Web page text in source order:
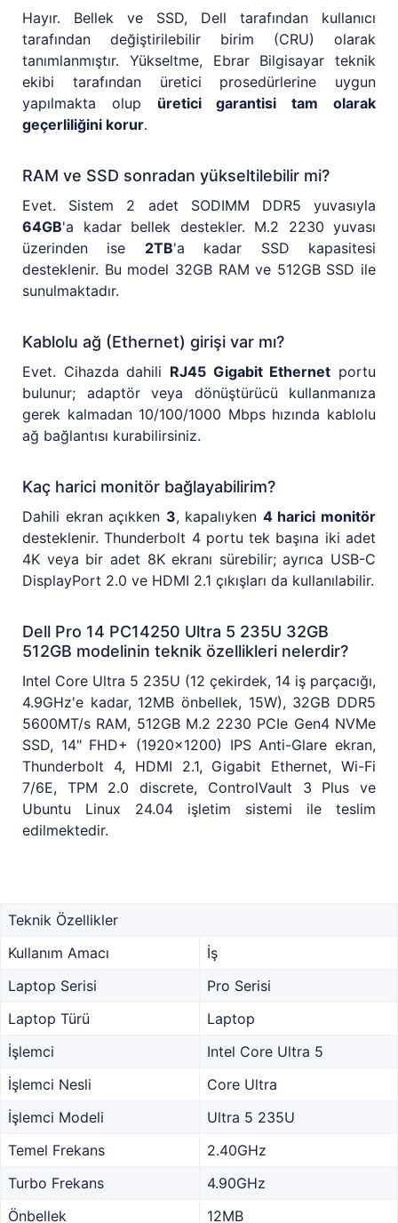
Hayır. Bellek ve SSD, Dell tarafından kullanıcı
tarafından değiştirilebilir birim (CRU) olarak
tanımlanmıştır. Yükseltme, Ebrar Bilgisayar teknik
ekibi tarafından üretici prosedürlerine uygun
yapılmakta olup üretici garantisi tam olarak
geçerliliğini korur.
RAM ve SSD sonradan yükseltilebilir mi?
Evet. Sistem 2 adet SODIMM DDR5 yuvasıyla
64GB'a kadar bellek destekler. M.2 2230 yuvası
üzerinden ise 2TB'a kadar SSD kapasitesi
desteklenir. Bu model 32GB RAM ve 512GB SSD ile
sunulmaktadır.
Kablolu ağ (Ethernet) girişi var mı?
Evet. Cihazda dahili RJ45 Gigabit Ethernet portu
bulunur; adaptör veya dönüştürücü kullanmanıza
gerek kalmadan 10/100/1000 Mbps hızında kablolu
ağ bağlantısı kurabilirsiniz.
Kaç harici monitör bağlayabilirim?
Dahili ekran açıkken 3, kapalıyken 4 harici monitör
desteklenir. Thunderbolt 4 portu tek başına iki adet
4K veya bir adet 8K ekranı sürebilir; ayrıca USB-C
DisplayPort 2.0 ve HDMI 2.1 çıkışları da kullanılabilir.
Dell Pro 14 PC14250 Ultra 5 235U 32GB
512GB modelinin teknik özellikleri nelerdir?
Intel Core Ultra 5 235U (12 çekirdek, 14 iş parçacığı,
4.9GHz'e kadar, 12MB önbellek, 15W), 32GB DDR5
5600MT/s RAM, 512GB M.2 2230 PCIe Gen4 NVMe
SSD, 14" FHD+ (1920x1200) IPS Anti-Glare ekran,
Thunderbolt 4, HDMI 2.1, Gigabit Ethernet, Wi-Fi
7/6E, TPM 2.0 discrete, ControlVault 3 Plus ve
Ubuntu Linux 24.04 işletim sistemi ile teslim
edilmektedir.
Teknik Özellikler
Kullanım Amacı
İş
Laptop Serisi
Pro Serisi
Laptop Türü
Laptop
İşlemci
Intel Core Ultra 5
İşlemci Nesli
Core Ultra
İşlemci Modeli
Ultra 5 235U
Temel Frekans
2.40GHz
Turbo Frekans
4.90GHz
Önbellek
12MB